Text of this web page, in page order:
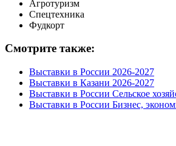
Агротуризм
Спецтехника
Фудкорт
Смотрите также:
Выставки в России 2026-2027
Выставки в Казани 2026-2027
Выставки в России Сельское
Выставки в России Бизнес,